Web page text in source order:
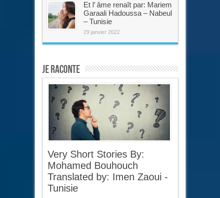
Et l’ âme renaît par: Mariem
Garaali Hadoussa – Nabeul
– Tunisie
29 janvier 2022
Je raconte
Very Short Stories By:
Mohamed Bouhouch
Translated by: Imen Zaoui -
Tunisie